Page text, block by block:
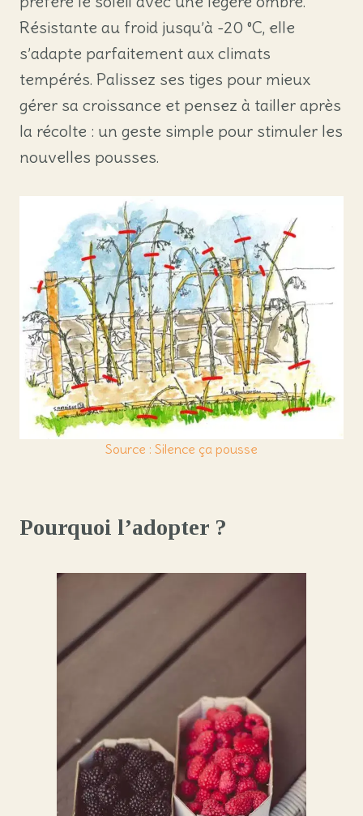
Résistante au froid jusqu’à -20 °C, elle
s’adapte parfaitement aux climats
tempérés. Palissez ses tiges pour mieux
gérer sa croissance et pensez à tailler après
la récolte : un geste simple pour stimuler les
nouvelles pousses.
Source : Silence ça pousse
Pourquoi l’adopter ?